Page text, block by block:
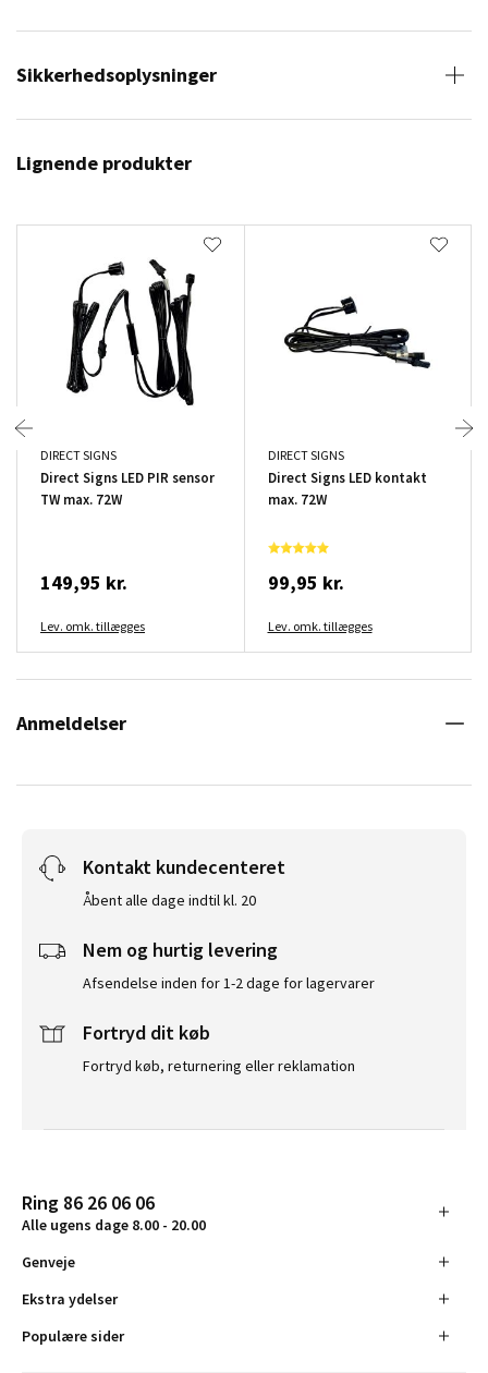
Sikkerhedsoplysninger
Lignende produkter
DIRECT SIGNS
Direct Signs LED PIR sensor
TW max. 72W
149,95 kr.
Lev. omk. tillægges
DIRECT SIGNS
Direct Signs LED kontakt
max. 72W
99,95 kr.
Lev. omk. tillægges
Anmeldelser
Kontakt kundecenteret
Åbent alle dage indtil kl. 20
Nem og hurtig levering
Afsendelse inden for 1-2 dage for lagervarer
Fortryd dit køb
Fortryd køb, returnering eller reklamation
Ring 86 26 06 06
Alle ugens dage 8.00 - 20.00
Genveje
Ekstra ydelser
Populære sider